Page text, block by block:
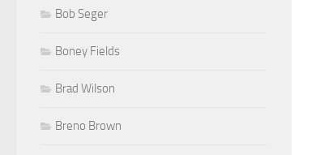
Bob Seger
Boney Fields
Brad Wilson
Breno Brown